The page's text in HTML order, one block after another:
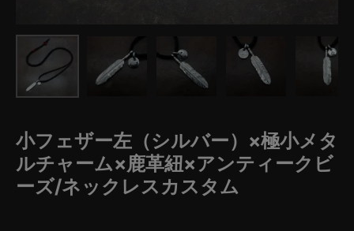
小フェザー左（シルバー）×極小メタ
ルチャーム×鹿革紐×アンティークビ
ーズ/ネックレスカスタム